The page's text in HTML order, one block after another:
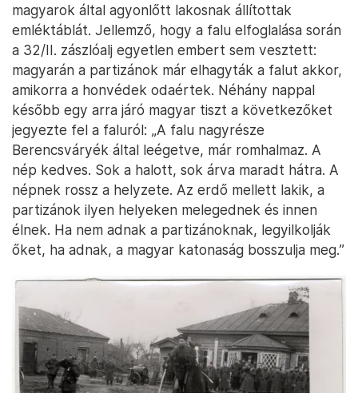
magyarok által agyonlőtt lakosnak állítottak
emléktáblát. Jellemző, hogy a falu elfoglalása során
a 32/II. zászlóalj egyetlen embert sem vesztett:
magyarán a partizánok már elhagyták a falut akkor,
amikorra a honvédek odaértek. Néhány nappal
később egy arra járó magyar tiszt a következőket
jegyezte fel a faluról: „A falu nagyrésze
Berencsváryék által leégetve, már romhalmaz. A
nép kedves. Sok a halott, sok árva maradt hátra. A
népnek rossz a helyzete. Az erdő mellett lakik, a
partizánok ilyen helyeken melegednek és innen
élnek. Ha nem adnak a partizánoknak, legyilkolják
őket, ha adnak, a magyar katonaság bosszulja meg.”